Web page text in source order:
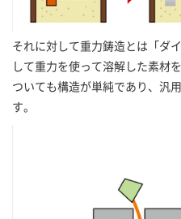
それに対して重力鋳造とは「ダ
して重力を使って溶解した素材
ついても構造が単純であり、汎
す。